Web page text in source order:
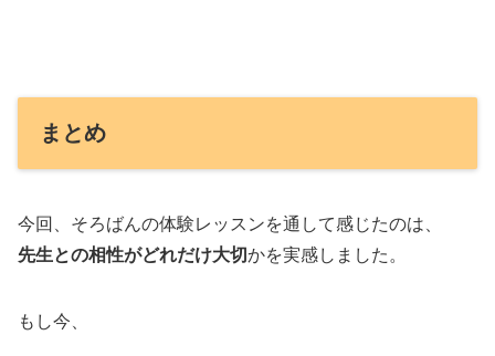
まとめ
今回、そろばんの体験レッスンを通して感じたのは、
先生との相性がどれだけ大切かを実感しました。
もし今、